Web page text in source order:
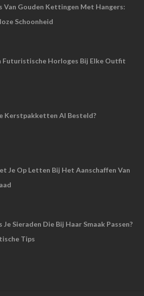
Van Gouden Kettingen Met Hangers:
Schoonheid
Futuristische Horloges Bij Elke Outfit
Kerstpakketten Al Besteld?
Je Op Letten Bij Het Aanschaffen Van
Je Sieraden Die Bij Haar Smaak Passen?
Tips